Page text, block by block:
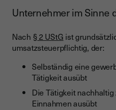
Unternehmer im Sinne
Nach § 2 UStG ist
umsatzsteuerpflichtig, der:
Selbständig eine
Tätigkeit ausübt
Die Tätigkeit
Einnahmen ausübt